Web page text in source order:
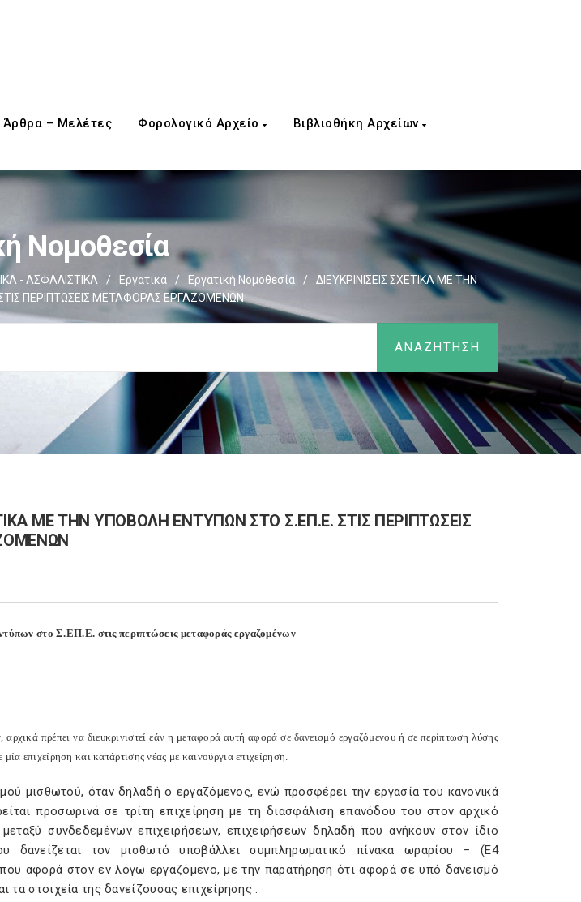
Άρθρα – Μελέτες Φορολογικό Αρχείο Βιβλιοθήκη Αρχείων
Νομοθεσία
- ΑΣΦΑΛΙΣΤΙΚΑ / Εργατικά / Εργατική Νομοθεσία /
ΔΙΕΥΚΡΙΝΙΣΕΙΣ ΣΧΕΤΙΚΑ ΜΕ ΤΗΝ
ΠΕΡΙΠΤΩΣΕΙΣ ΜΕΤΑΦΟΡΑΣ ΕΡΓΑΖΟΜΕΝΩΝ
ΜΕ ΤΗΝ ΥΠΟΒΟΛΗ ΕΝΤΥΠΩΝ ΣΤΟ Σ.ΕΠ.Ε. ΣΤΙΣ ΠΕΡΙΠΤΩΣΕΙΣ
στο Σ.ΕΠ.Ε. στις περιπτώσεις μεταφοράς εργαζομένων
αρχικά πρέπει να διευκρινιστεί εάν η μεταφορά αυτή αφορά σε δανεισμό εργαζόμενου ή σε περίπτωση λύσης
επιχείρηση και κατάρτισης νέας με καινούργια επιχείρηση.
μισθωτού, όταν δηλαδή ο εργαζόμενος, ενώ προσφέρει την εργασία του κανονικά
προσωρινά σε τρίτη επιχείρηση με τη διασφάλιση επανόδου του στον αρχικό
συνδεδεμένων επιχειρήσεων, επιχειρήσεων δηλαδή που ανήκουν στον ίδιο
δανείζεται τον μισθωτό υποβάλλει συμπληρωματικό πίνακα ωραρίου – (E4
αφορά στον εν λόγω εργαζόμενο, με την παρατήρηση ότι αφορά σε υπό δανεισμό
τα στοιχεία της δανείζουσας επιχείρησης .